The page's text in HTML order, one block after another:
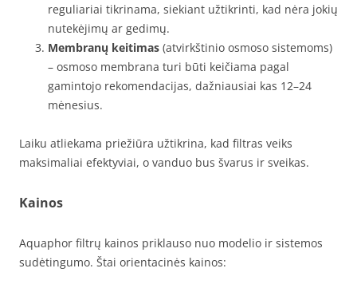
reguliariai tikrinama, siekiant užtikrinti, kad nėra jokių
nutekėjimų ar gedimų.
Membranų keitimas (atvirkštinio osmoso sistemoms)
– osmoso membrana turi būti keičiama pagal
gamintojo rekomendacijas, dažniausiai kas 12–24
mėnesius.
Laiku atliekama priežiūra užtikrina, kad filtras veiks
maksimaliai efektyviai, o vanduo bus švarus ir sveikas.
Kainos
Aquaphor filtrų kainos priklauso nuo modelio ir sistemos
sudėtingumo. Štai orientacinės kainos: